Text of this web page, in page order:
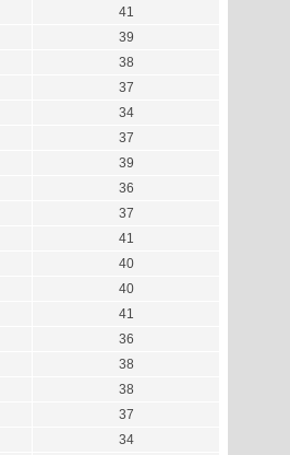
41
39
38
37
34
37
39
36
37
41
40
40
41
36
38
38
37
34